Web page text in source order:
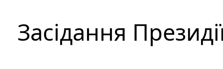
Засідання